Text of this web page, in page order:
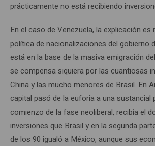
prácticamente no está recibiendo
En el caso de Venezuela, la explicación es
política de nacionalizaciones del gobierno
está en la base de la masiva emigración
se compensa siquiera por las cuantiosas
China y las mucho menores de Brasil. En
capital pasó de la euforia a una sustancial
comienzo de la fase neoliberal, recibía el
inversiones que Brasil y en la segunda
de los 90 igualó a México, aunque sus